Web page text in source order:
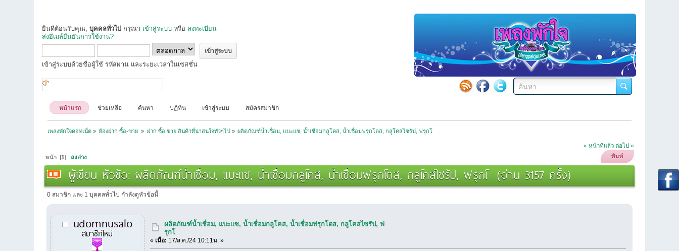
ยินดีต้อนรับคุณ,บุคคลทั่วไป กรุณา เข้าสู่ระบบ หรือ ลงทะเบียน
ส่งอีเมล์ยืนยันการใช้งาน?
เข้าสู่ระบบด้วยชื่อผู้ใช้ รหัสผ่าน และระยะเวลาในเซสชั่น
หน้าแรก ช่วยเหลือ ค้นหา ปฏิทิน เข้าสู่ระบบ สมัครสมาชิก
เพลงพักใจดอทเน็ต» ห้องฝาก ซื้อ-ขาย » ฝาก ซื้อ ขาย สินค้าที่น่าสนใจทั่วๆไป » ผลิตภัณฑ์น้ำเชื่อม, แบะแซ, น้ำเชื่อมกลูโคส, น้ำเชื่อมฟรุกโตส, กลูโคสไซรัป, ฟรุกโ
« หน้าที่แล้ว ต่อไป »
พิมพ์
หน้า: [1] ลงล่าง
ผู้เขียน หัวข้อ: ผลิตภัณฑ์น้ำเชื่อม, แบะแซ, น้ำเชื่อมกลูโคส, น้ำเชื่อมฟรุกโตส, กลูโคสไซรัป, ฟรุกโ (อ่าน 3157 ครั้ง)
0 สมาชิก และ 1 บุคคลทั่วไป กำลังดูหัวข้อนี้
udomnusalo
สมาชิกใหม่
ผลิตภัณฑ์น้ำเชื่อม, แบะแซ, น้ำเชื่อมกลูโคส, น้ำเชื่อมฟรุกโตส, กลูโคสไซรัป, ฟ
รุกโ
« เมื่อ: 17/ส.ค./24 10:11น. »